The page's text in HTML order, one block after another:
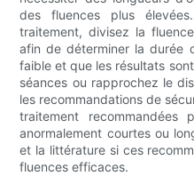
des fluences plus
traitement, divisez la
afin de déterminer la durée
faible et que les résultats
séances ou rapprochez le
les recommandations de
traitement
anormalement courtes ou
et la littérature si ces
fluences efficaces.